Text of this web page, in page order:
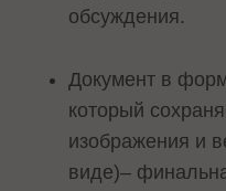
обсуждения.
Документ в
который
изображения и
виде)–